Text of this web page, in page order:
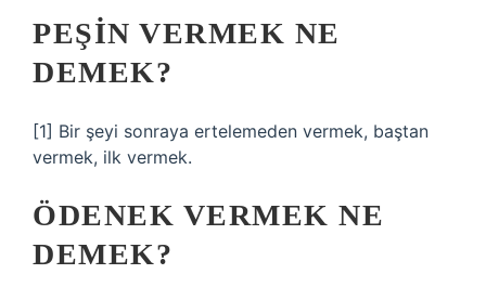
PEŞIN VERMEK NE
DEMEK?
[1] Bir şeyi sonraya ertelemeden vermek, baştan
vermek, ilk vermek.
ÖDENEK VERMEK NE
DEMEK?